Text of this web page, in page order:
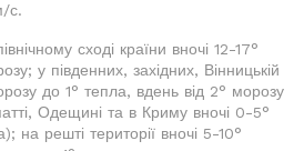
с.
сході країни вночі 12-17°
у південних, західних, Вінницькій
до 1° тепла, вдень від 2° морозу
Одещині та в Криму вночі 0-5°
на решті території вночі 5-10°